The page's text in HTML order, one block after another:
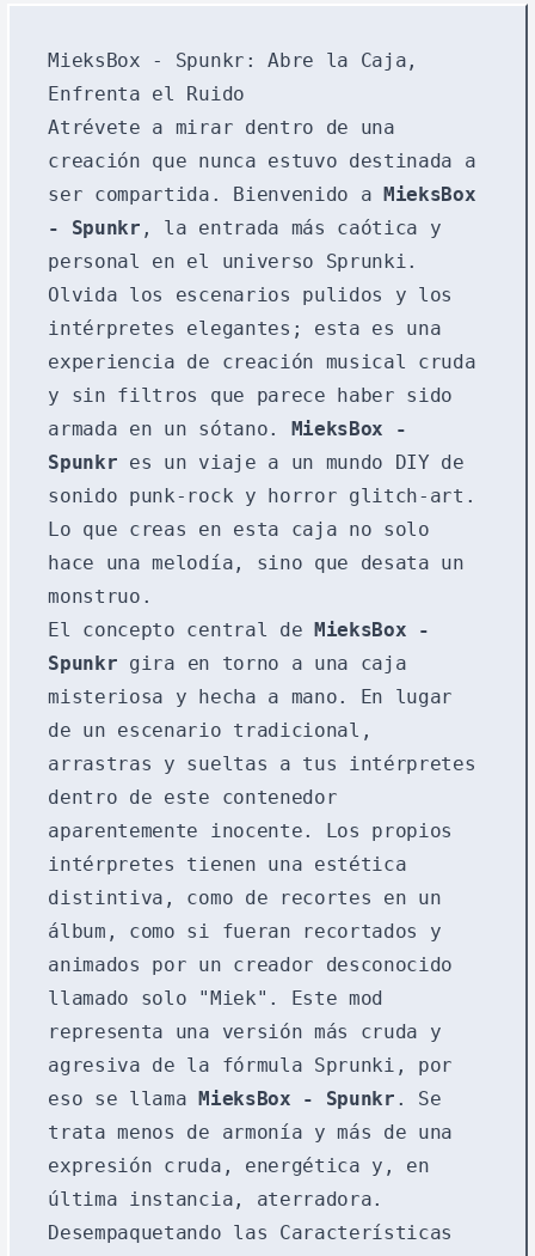
MieksBox - Spunkr: Abre la Caja,
Enfrenta el Ruido
Atrévete a mirar dentro de una
creación que nunca estuvo destinada a
ser compartida. Bienvenido a
MieksBox
- Spunkr , la entrada más caótica y
personal en el universo Sprunki.
Olvida los escenarios pulidos y los
intérpretes elegantes; esta es una
experiencia de creación musical cruda
y sin filtros que parece haber sido
armada en un sótano.
MieksBox -
Spunkr es un viaje a un mundo DIY de
sonido punk-rock y horror glitch-art.
Lo que creas en esta caja no solo
hace una melodía, sino que desata un
monstruo.
El concepto central de
MieksBox -
Spunkr gira en torno a una caja
misteriosa y hecha a mano. En lugar
de un escenario tradicional,
arrastras y sueltas a tus intérpretes
dentro de este contenedor
aparentemente inocente. Los propios
intérpretes tienen una estética
distintiva, como de recortes en un
álbum, como si fueran recortados y
animados por un creador desconocido
llamado solo "Miek". Este mod
representa una versión más cruda y
agresiva de la fórmula Sprunki, por
eso se llama MieksBox - Spunkr . Se
trata menos de armonía y más de una
expresión cruda, energética y, en
última instancia, aterradora.
Desempaquetando las Características